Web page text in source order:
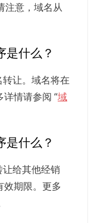
注意，域名从
是什么？
转让。域名将在
情请参阅 “域
是什么？
让给其他经销
效期限。更多